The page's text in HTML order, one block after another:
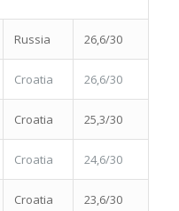
Russia 26,6/30
Croatia 26,6/30
Croatia 25,3/30
Croatia 24,6/30
Croatia 23,6/30